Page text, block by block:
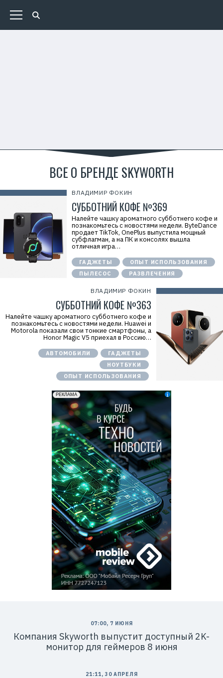
ВСЕ О БРЕНДЕ SKYWORTH
ВЛАДИМИР ФОКИН
СУББОТНИЙ КОФЕ №369
Налейте чашку ароматного субботнего кофе и
познакомьтесь с новостями недели. ByteDance
продает TikTok, OnePlus выпустила мощный
субфлагман, а на ПК и консолях вышла
отличная игра…
ГАДЖЕТЫ
ОПЫТ ИСПОЛЬЗОВАНИЯ
ПЫЛЕСОС
РАЗВЛЕЧЕНИЯ
ВЛАДИМИР ФОКИН
СУББОТНИЙ КОФЕ №363
Налейте чашку ароматного субботнего кофе и
познакомьтесь с новостями недели. Huawei и
Motorola показали свои тонкие смартфоны, а
Honor Magic V5 приехал в Россию…
АВТОМОБИЛИ
ГАДЖЕТЫ
НОУТБУКИ
ОПЫТ ИСПОЛЬЗОВАНИЯ
07:00, 7 ИЮНЯ
Компания Skyworth выпустит доступный 2K-
монитор для геймеров 8 июня
21:11, 30 АПРЕЛЯ